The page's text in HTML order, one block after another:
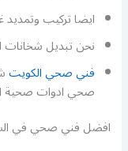
ايضا تركيب وتمديد
نحن تبديل شخانات
فني صحي الكويت
صحي ادوات صحية
افضل فني صحي في